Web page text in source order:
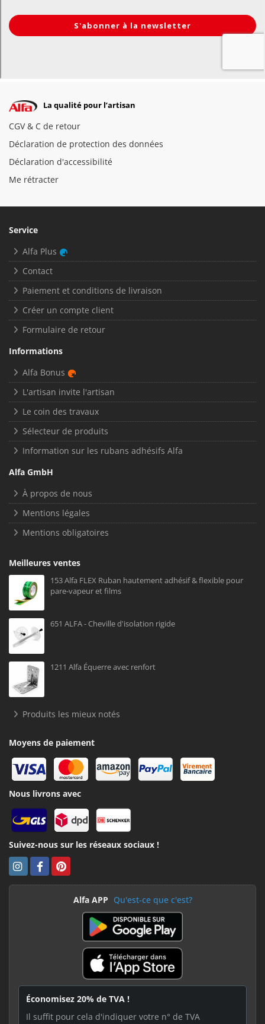
La qualité pour l’artisan
CGV & C de retour
Déclaration de protection des données
Déclaration d'accessibilité
Me rétracter
Service
Alfa Plus
Contact
Paiement et conditions de livraison
Créer un compte client
Formulaire de retour
Informations
Alfa Bonus
L'artisan invite l'artisan
Le coin des travaux
Sélecteur de produits
Information sur les rubans adhésifs Alfa
Alfa GmbH
À propos de nous
Mentions légales
Mentions obligatoires
Meilleures ventes
153 Alfa FLEX Ruban hautement adhésif & flexible pour
pare-vapeur et films
651 ALFA - Cheville d'isolation rigide
1211 Alfa Équerre avec renfort
Produits les mieux notés
Moyens de paiement
Nous livrons avec
Suivez-nous sur les réseaux sociaux !
Alfa APP Qu'est-ce que c'est?
Économisez 20% de TVA !
Il suffit pour cela d'indiquer votre n° de TVA